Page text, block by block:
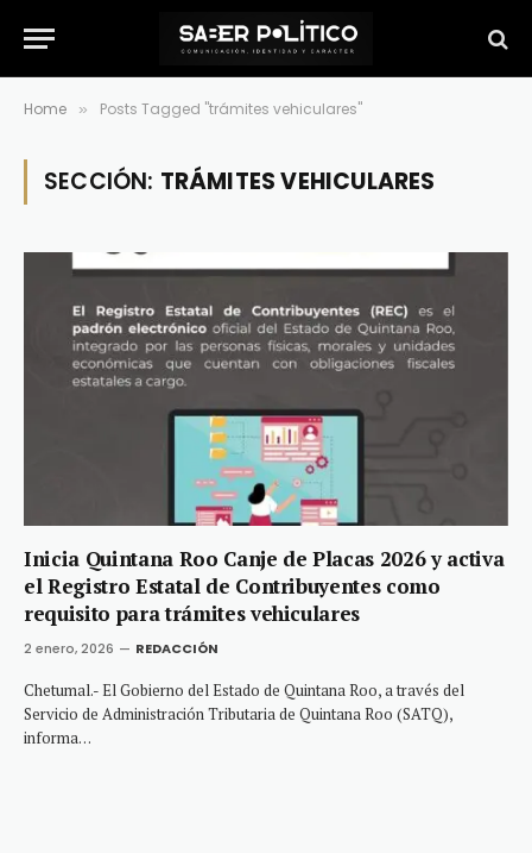
Home » Posts Tagged "trámites vehiculares"
SECCIÓN: TRÁMITES VEHICULARES
Inicia Quintana Roo Canje de Placas 2026 y activa
el Registro Estatal de Contribuyentes como
requisito para trámites vehiculares
2 enero, 2026 REDACCIÓN
Chetumal.- El Gobierno del Estado de Quintana Roo, a través del
Servicio de Administración Tributaria de Quintana Roo (SATQ),
informa…